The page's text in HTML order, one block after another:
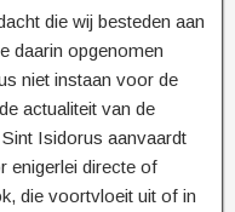
die wij besteden aan
daarin opgenomen
niet instaan voor de
actualiteit van de
Isidorus aanvaardt
enigerlei directe of
die voortvloeit uit of in